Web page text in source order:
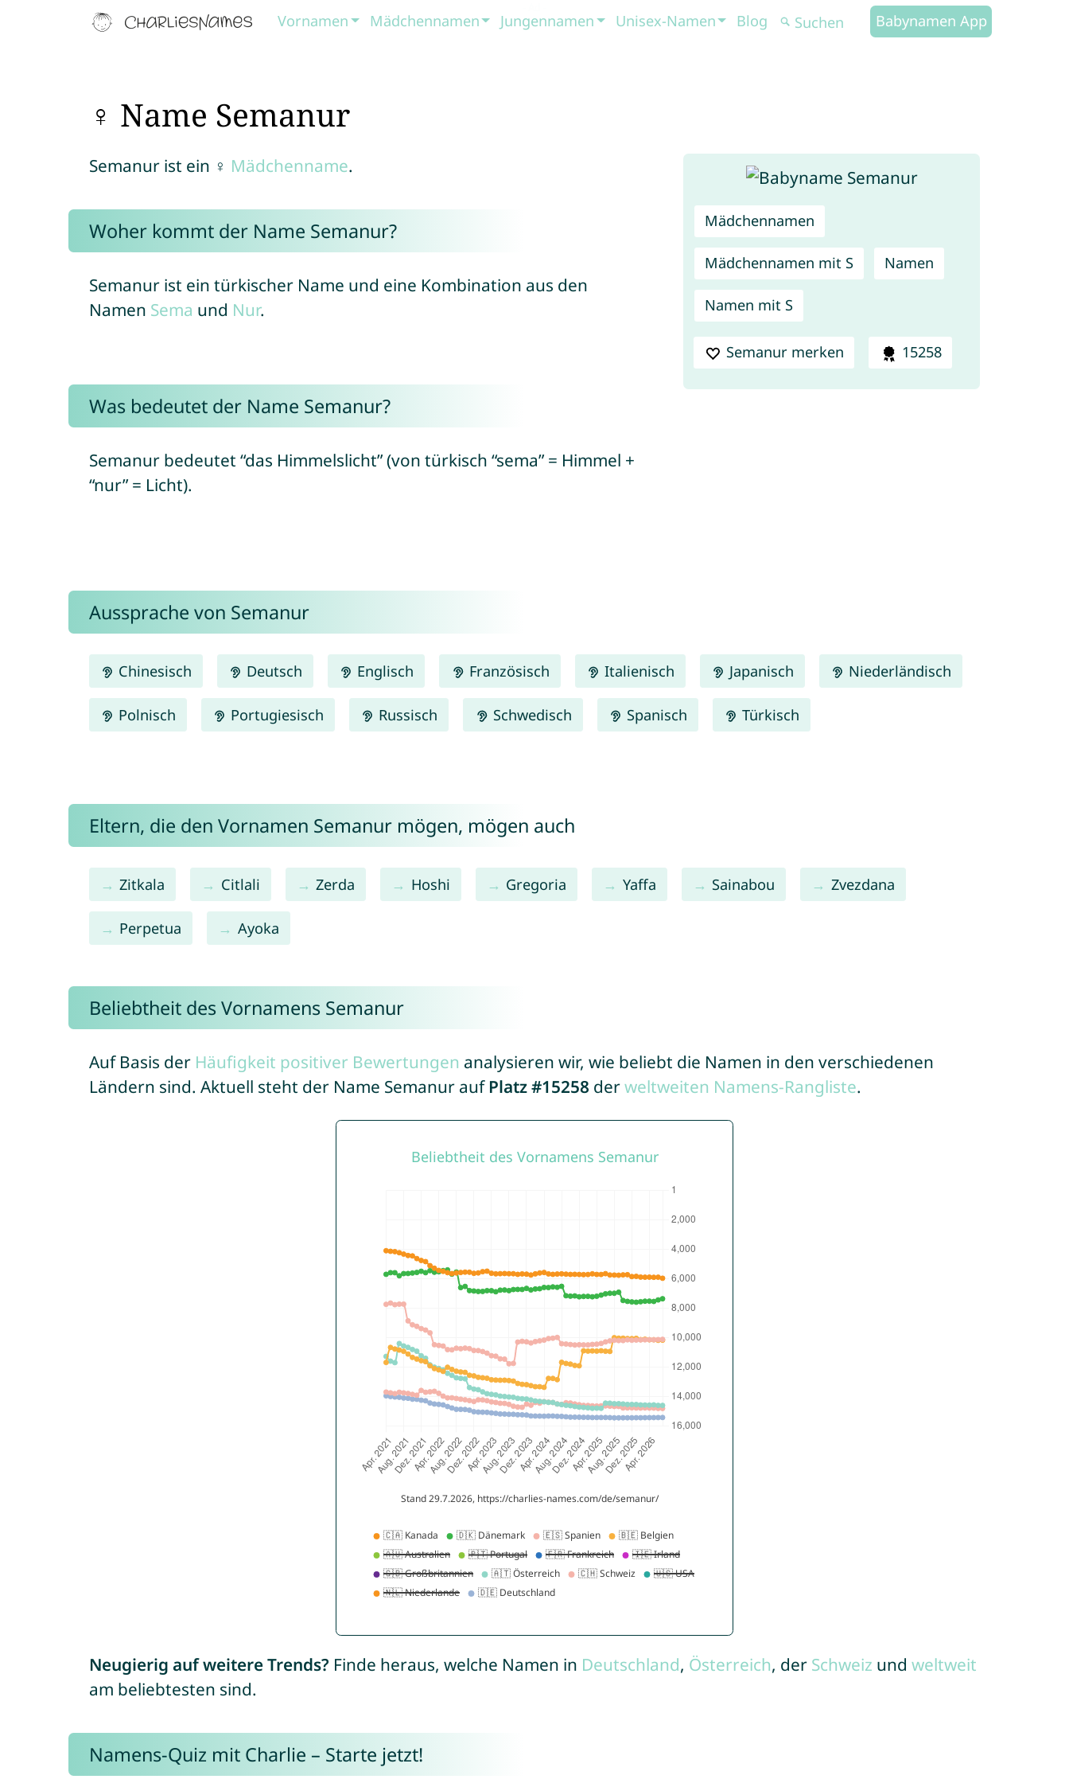
Vornamen Mädchennamen Jungennamen Unisex-Namen Blog Babynamen App
♀ Name Semanur
Mädchennamen
Mädchennamen mit S Namen
Namen mit S
Semanur merken 15258
Semanur ist ein ♀ Mädchenname.
Woher kommt der Name Semanur?
Semanur ist ein türkischer Name und eine Kombination aus den
Namen Sema und Nur.
Was bedeutet der Name Semanur?
Semanur bedeutet “das Himmelslicht” (von türkisch “sema” = Himmel +
“nur” = Licht).
Aussprache von Semanur
Chinesisch Deutsch Englisch Französisch Italienisch Japanisch Niederländisch
Polnisch Portugiesisch Russisch Schwedisch Spanisch Türkisch
Eltern, die den Vornamen Semanur mögen, mögen auch
Zitkala Citlali Zerda Hoshi Gregoria Yaffa Sainabou Zvezdana
Perpetua Ayoka
Beliebtheit des Vornamens Semanur
Auf Basis der Häufigkeit positiver Bewertungen analysieren wir, wie beliebt die Namen in den verschiedenen
Ländern sind. Aktuell steht der Name Semanur auf Platz #15258 derweltweiten Namens-Rangliste.
Neugierig auf weitere Trends? Finde heraus, welche Namen in Deutschland, Österreich, der Schweiz und weltweit
am beliebtesten sind.
Namens-Quiz mit Charlie – Starte jetzt!